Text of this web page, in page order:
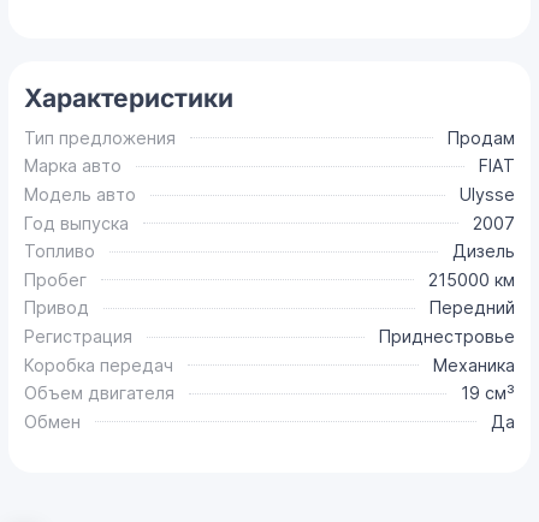
Характеристики
Тип предложения
Продам
Марка авто
FIAT
Модель авто
Ulysse
Год выпуска
2007
Топливо
Дизель
Пробег
215000 км
Привод
Передний
Регистрация
Приднестровье
Коробка передач
Механика
Объем двигателя
19 см³
Обмен
Да